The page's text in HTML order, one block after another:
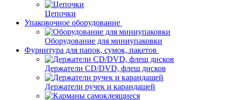
Цепочки
Упаковочное оборудование
Оборудование для миниупаковки
Фурнитура для папок, сумок, пакетов
Держатели CD/DVD, флеш дисков
Держатели ручек и карандашей